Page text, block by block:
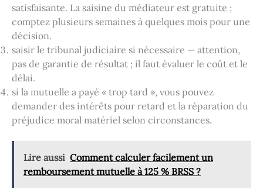
satisfaisante. La saisine du médiateur est gratuite ;
comptez plusieurs semaines à quelques mois pour une
décision.
saisir le tribunal judiciaire si nécessaire — attention,
pas de garantie de résultat ; il faut évaluer le coût et le
délai.
si la mutuelle a payé « trop tard », vous pouvez
demander des intérêts pour retard et la réparation du
préjudice moral matériel selon circonstances.
Lire aussi Comment calculer facilement un
remboursement mutuelle à 125 % BRSS ?